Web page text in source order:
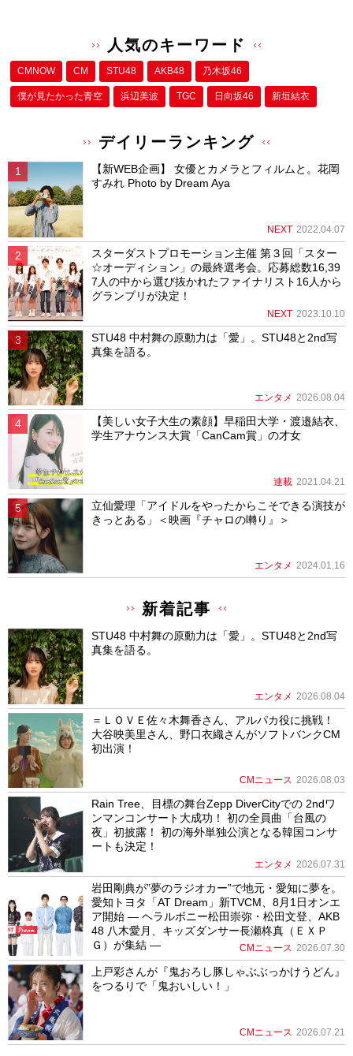
人気のキーワード
CMNOW CM STU48 AKB48 乃木坂46
僕が⾒たかった⻘空 浜辺美波 TGC 日向坂46 新垣結衣
デイリーランキング
【新WEB企画】 女優とカメラとフィルムと。花岡
すみれ Photo by Dream Aya
NEXT 2022.04.07
スターダストプロモーション主催 第３回「スター
☆オーディション」の最終選考会。応募総数16,39
7人の中から選び抜かれたファイナリスト16人から
グランプリが決定！
NEXT 2023.10.10
STU48 中村舞の原動力は「愛」。STU48と2nd写
真集を語る。
エンタメ 2026.08.04
【美しい女子大生の素顔】早稲田大学・渡邉結衣、
学生アナウンス大賞「CanCam賞」の才女
連載 2021.04.21
立仙愛理「アイドルをやったからこそできる演技が
きっとある」＜映画『チャロの囀り』＞
エンタメ 2024.01.16
新着記事
STU48 中村舞の原動力は「愛」。STU48と2nd写
真集を語る。
エンタメ 2026.08.04
＝ＬＯＶＥ佐々木舞香さん、アルパカ役に挑戦！
大谷映美里さん、野口衣織さんがソフトバンクCM
初出演！
CMニュース 2026.08.03
Rain Tree、目標の舞台Zepp DiverCityでの 2ndワ
ンマンコンサート大成功！ 初の全員曲「台風の
夜」初披露！ 初の海外単独公演となる韓国コンサ
ートも決定！
エンタメ 2026.07.31
岩田剛典が”夢のラジオカー”で地元・愛知に夢を。
愛知トヨタ「AT Dream」新TVCM、8月1日オンエ
ア開始 ― ヘラルボニー松田崇弥・松田文登、AKB
48 八木愛月、キッズダンサー長瀬柊真（ＥＸＰ
Ｇ）が集結 ―
CMニュース 2026.07.30
上戸彩さんが『鬼おろし豚しゃぶぶっかけうどん』
をつるりで「鬼おいしい！」
CMニュース 2026.07.21